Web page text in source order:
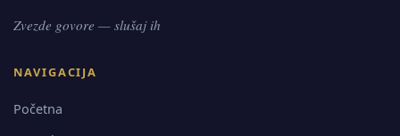
Zvezde govore — slušaj ih
NAVIGACIJA
Početna